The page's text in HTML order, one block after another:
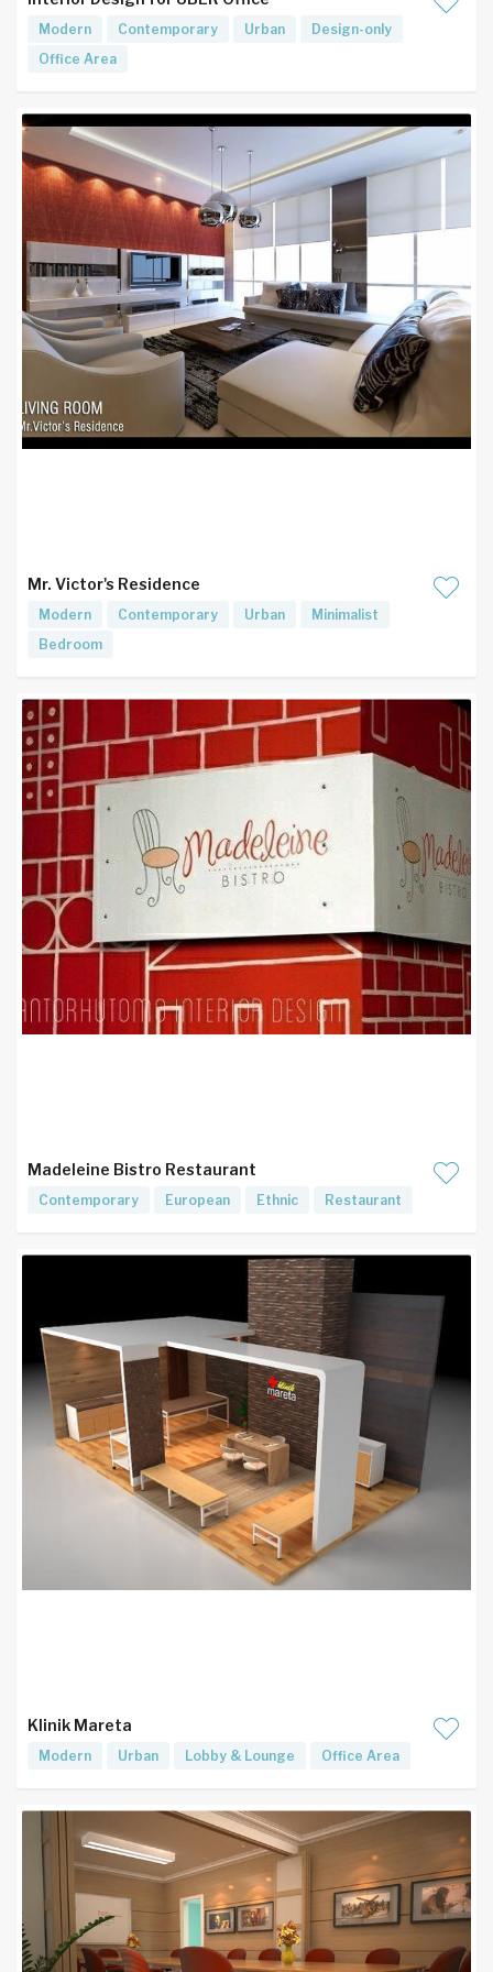
Modern Contemporary Urban
Design-only
Office Area
Mr. Victor's Residence
Modern Contemporary Urban
Minimalist
Bedroom
Madeleine Bistro Restaurant
Contemporary European Ethnic Restaurant
Klinik Mareta
Modern Urban Lobby & Lounge Office Area